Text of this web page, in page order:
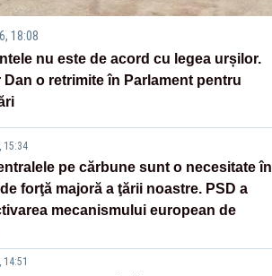
18:08
nu este de acord cu legea urșilor.
Dan o retrimite în Parlament pentru
15:34
pe cărbune sunt o necesitate în
forţă majoră a ţării noastre. PSD a
mecanismului european de